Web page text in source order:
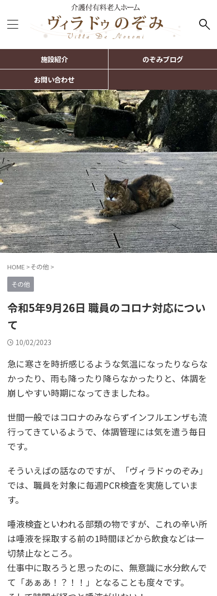
施設紹介
のぞみブログ
お問い合わせ
HOME >その他 >
その他
令和5年9月26日 職員のコロナ対応につい
て
10/02/2023
急に寒さを時折感じるような気温になったりならな
かったり、雨も降ったり降らなかったりと、体調を
崩しやすい時期になってきましたね。
世間一般ではコロナのみならずインフルエンザも流
行ってきているようで、体調管理には気を遣う毎日
です。
そういえばの話なのですが、「ヴィラドゥのぞみ」
では、職員を対象に毎週PCR検査を実施していま
す。
唾液検査といわれる部類の物ですが、これの辛い所
は唾液を採取する前の1時間ほどから飲食などは一
切禁止なところ。
仕事中に取ろうと思ったのに、無意識に水分飲んで
て「あぁあ！？！！」となることも度々です。